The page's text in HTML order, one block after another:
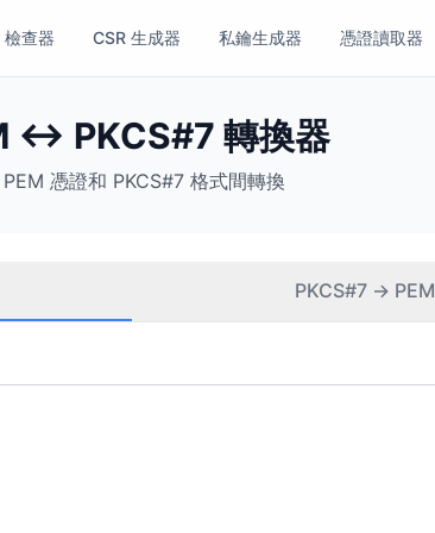
檢查器 CSR 生成器 私鑰生成器 憑證讀取器
↔ PKCS#7 轉換器
憑證和 PKCS#7 格式間轉換
PKCS#7 → PEM